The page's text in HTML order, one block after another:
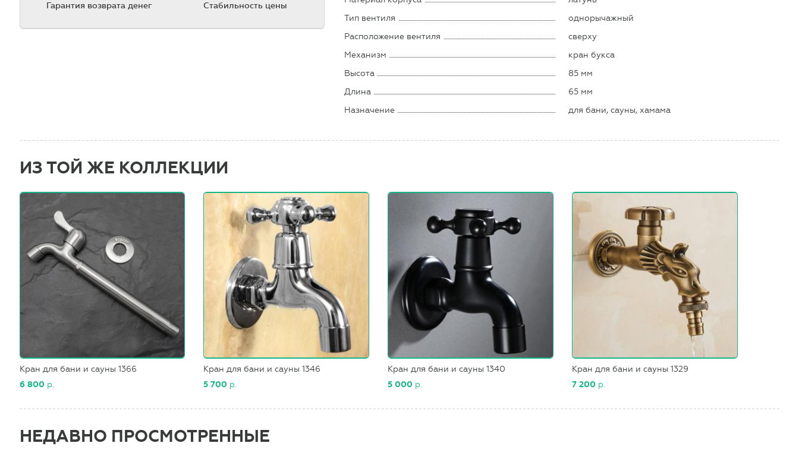
Гарантия возврата денег Стабильность цены
Тип вентиля
однорычажный
Расположение вентиля
сверху
Механизм
кран букса
Высота
85 мм
Длина
65 мм
Назначение
для бани, сауны, хамама
ИЗ ТОЙ ЖЕ КОЛЛЕКЦИИ
Кран для бани и сауны 1366
6 800 р.
Кран для бани и сауны 1346
5 700 р.
Кран для бани и сауны 1340
5 000 р.
Кран для бани и сауны 1329
7 200 р.
НЕДАВНО ПРОСМОТРЕННЫЕ